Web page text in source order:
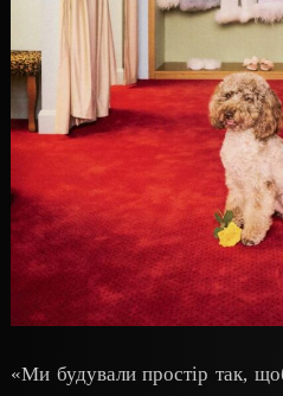
«Ми будували простір так,